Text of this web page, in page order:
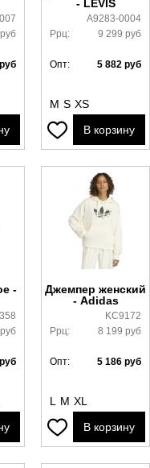
руб
руб
- LEVIS
A9283-0004
Ррц:
9 299 руб
Опт: 5 882 руб
M S XS
В корзину
-
руб
руб
Джемпер женский
- Adidas
KC9172
Ррц:
8 199 руб
Опт: 5 186 руб
L M XL
В корзину